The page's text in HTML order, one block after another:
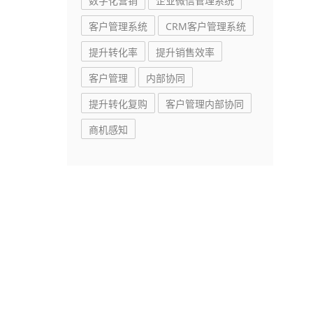
客户管理系统
CRM客户管理系统
提升转化率
提升销售效率
客户管理
内部协同
提升转化复购
客户管理内部协同
商机感知